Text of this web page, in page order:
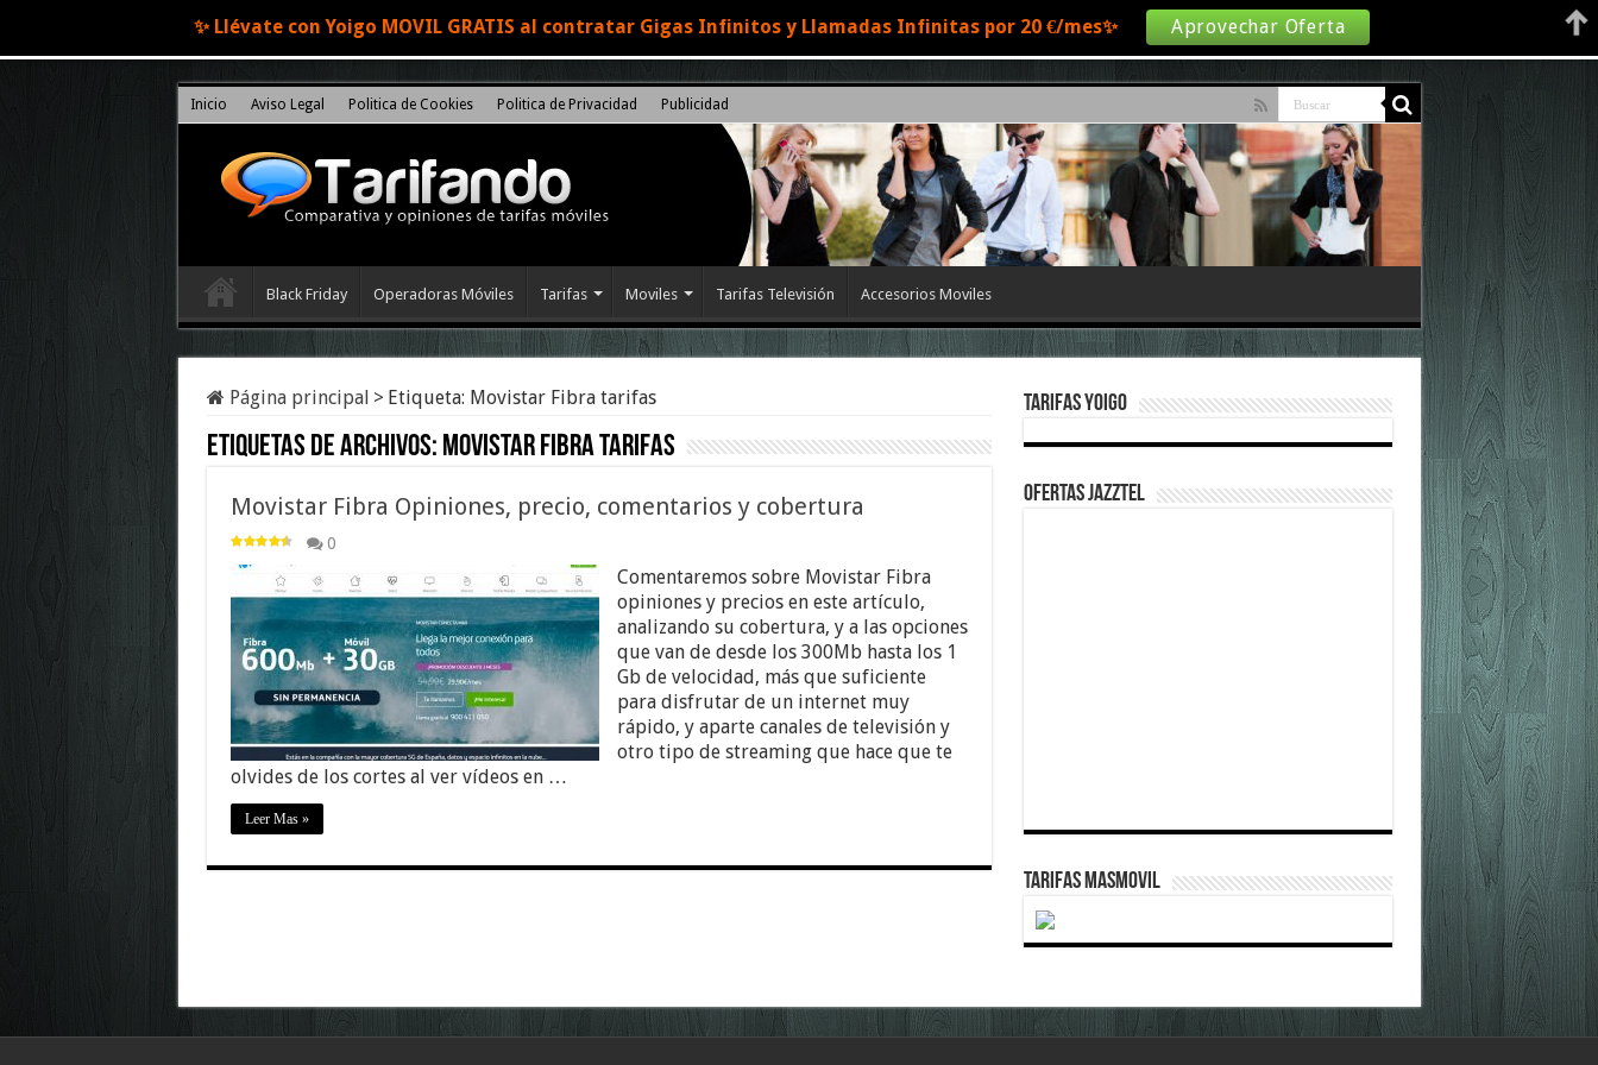
Inicio Aviso Legal Politica de Cookies Politica de Privacidad Publicidad
Black Friday Operadoras Móviles Tarifas Moviles Tarifas Televisión Accesorios Moviles
Página principal > Etiqueta: Movistar Fibra tarifas
Etiquetas de archivos: Movistar Fibra tarifas
Movistar Fibra Opiniones, precio, comentarios y cobertura
0
Comentaremos sobre Movistar Fibra
opiniones y precios en este artículo,
analizando su cobertura, y a las opciones
que van de desde los 300Mb hasta los 1
Gb de velocidad, más que suficiente
para disfrutar de un internet muy
rápido, y aparte canales de televisión y
otro tipo de streaming que hace que te
olvides de los cortes al ver vídeos en …
Leer Mas »
Tarifas Yoigo
Ofertas Jazztel
TARIFAS MASMOVIL
✨ Llévate con Yoigo MOVIL GRATIS al contratar Gigas Infinitos y Llamadas Infinitas por 20 €/mes✨ Aprovechar Oferta